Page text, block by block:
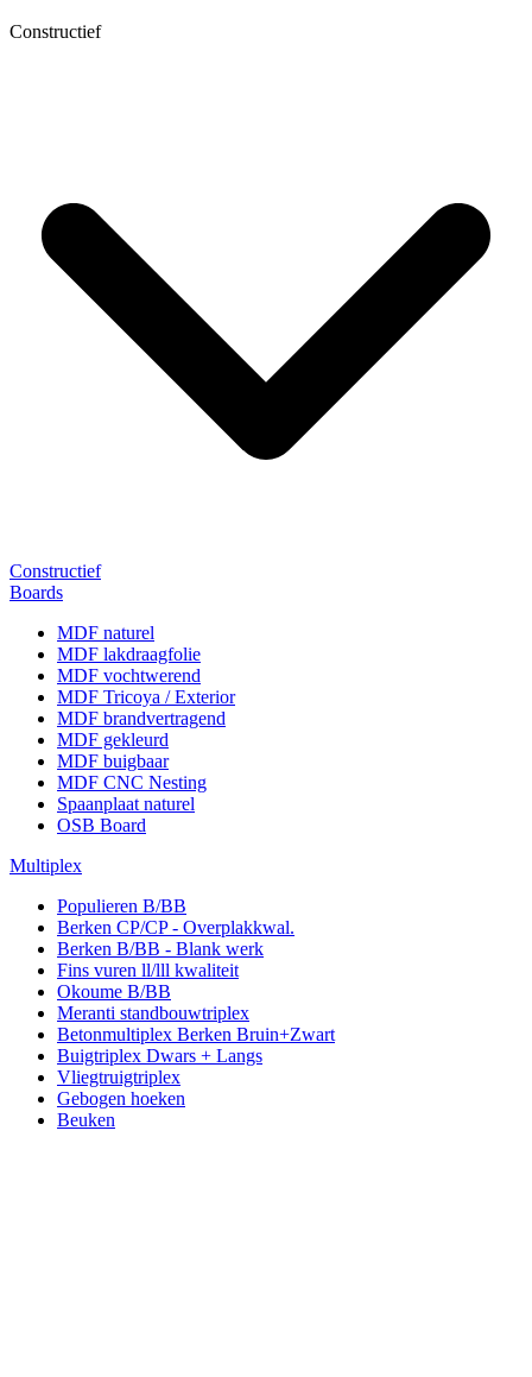
Constructief
Constructief
Boards
MDF naturel
MDF lakdraagfolie
MDF vochtwerend
MDF Tricoya / Exterior
MDF brandvertragend
MDF gekleurd
MDF buigbaar
MDF CNC Nesting
Spaanplaat naturel
OSB Board
Multiplex
Populieren B/BB
Berken CP/CP - Overplakkwal.
Berken B/BB - Blank werk
Fins vuren ll/lll kwaliteit
Okoume B/BB
Meranti standbouwtriplex
Betonmultiplex Berken Bruin+Zwart
Buigtriplex Dwars + Langs
Vliegtruigtriplex
Gebogen hoeken
Beuken